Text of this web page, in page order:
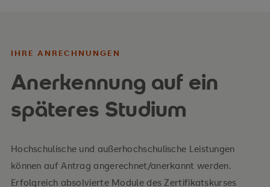
IHRE ANRECHNUNGEN
Anerkennung auf ein
späteres Studium
Hochschulische und außerhochschulische Leistungen
können auf Antrag angerechnet/anerkannt werden.
Erfolgreich absolvierte Module des Zertifikatskurses